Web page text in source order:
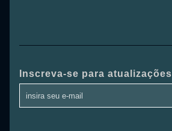
Inscreva-se para atualizações